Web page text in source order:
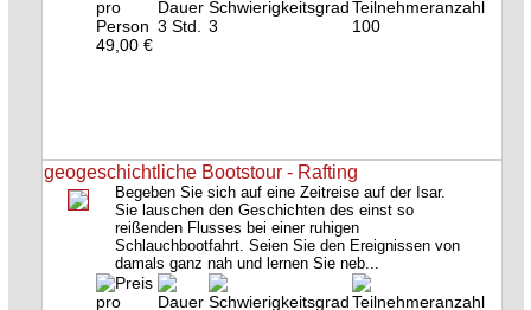
49,00 €
3 Std. 3 100
geogeschichtliche Bootstour - Rafting
Begeben Sie sich auf eine Zeitreise auf der Isar.
Sie lauschen den Geschichten des einst so
reißenden Flusses bei einer ruhigen
Schlauchbootfahrt. Seien Sie den Ereignissen von
damals ganz nah und lernen Sie neb...